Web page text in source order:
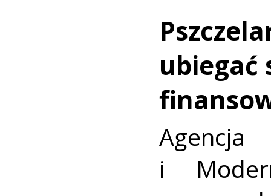
ubiegać
Agencja
i